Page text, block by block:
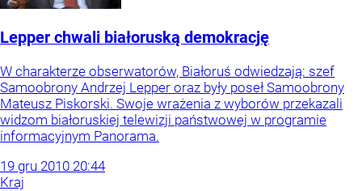
Lepper chwali białoruską demokrację
W charakterze obserwatorów, Białoruś odwiedzają: szef
Samoobrony Andrzej Lepper oraz były poseł Samoobrony
Mateusz Piskorski. Swoje wrażenia z wyborów przekazali
widzom białoruskiej telewizji państwowej w programie
informacyjnym Panorama.
19 gru 2010 20:44
Kraj